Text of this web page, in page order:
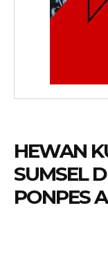
HEWAN
SUMSEL
PONPES